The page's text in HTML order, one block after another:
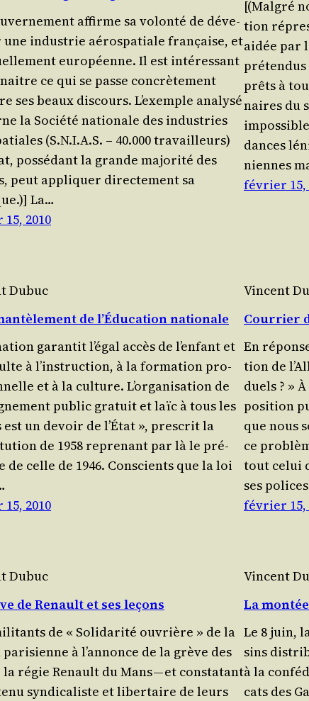
affirme sa volon­té de déve­
indus­trie aéro­spa­tiale fran­çaise, et
euro­péenne. Il est inté­res­sant
ce qui se passe concrè­te­ment
ses beaux dis­cours. L’exemple ana­ly­sé
la Socié­té natio­nale des indus­tries
(S.N.I.A.S. – 40.000 tra­vailleurs)
pos­sé­dant la grande majo­ri­té des
peut appli­quer direc­te­ment sa
La…
2010
[(Mal­gré
tion
aidée par
prêts à
naires du
dances
niennes
février 15,
Dubuc
de l’Éducation nationale
garan­tit l’é­gal accès de l’en­fant et
à l’ins­truc­tion, à la for­ma­tion pro­
et à la culture. L’or­ga­ni­sa­tion de
public gra­tuit et laïc à tous les
est un devoir de l’É­tat », pres­crit la
de 1958 repre­nant par là le pré­
de celle de 1946. Conscients que la loi
2010
Vincent
Courrier
En
tion de
duels ? »
posi­tion
que nous
ce
tout celui
ses
février 15,
Dubuc
de Renault et ses leçons
de « Soli­da­ri­té ouvrière » de la
à l’an­nonce de la grève des
la régie Renault du Mans — et consta­tant
syn­di­ca­liste et liber­taire de leurs
Vincent
La
Le 8 juin,
sins
à la
cats des